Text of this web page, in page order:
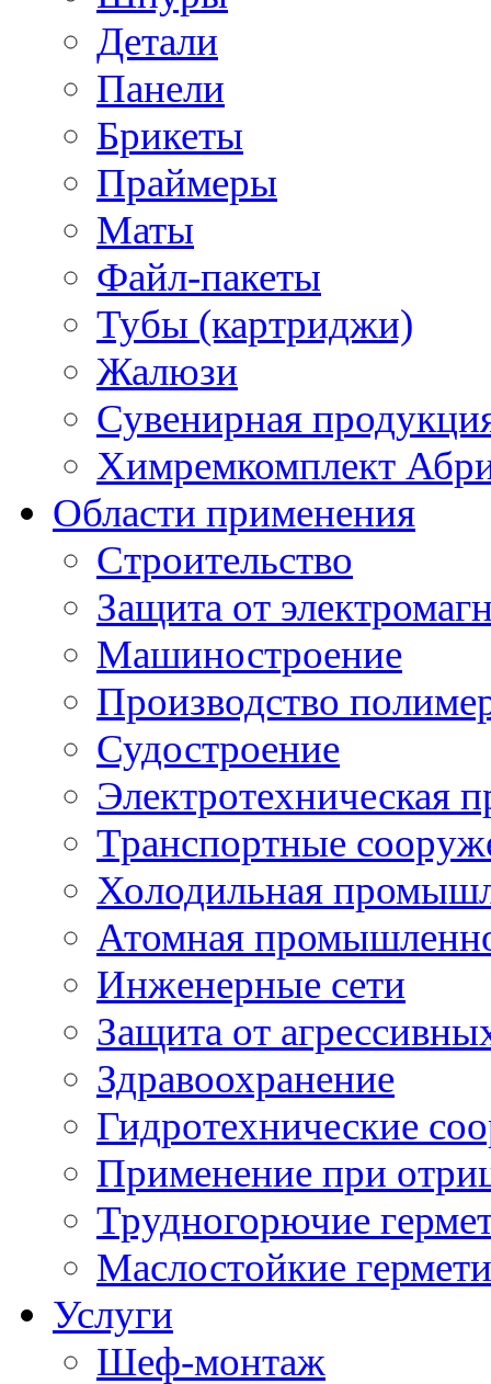
Детали
Панели
Брикеты
Праймеры
Маты
Файл-пакеты
Тубы (картриджи)
Жалюзи
Сувенирная
Химремкомплект
Области применения
Строительство
Защита от
Машиностроение
Производство
Судостроение
Электротехническая
Транспортные
Холодильная
Атомная
Инженерные сети
Защита от
Здравоохранение
Гидротехнические
Применение при
Трудногорючие
Маслостойкие
Услуги
Шеф-монтаж